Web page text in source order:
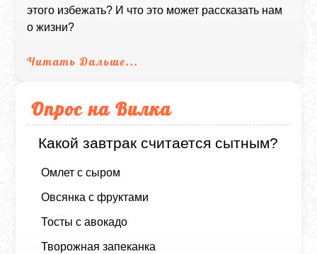
этого избежать? И что это может рассказать нам
о жизни?
Читать Дальше...
Опрос на Вилка
Какой завтрак считается сытным?
Омлет с сыром
Овсянка с фруктами
Тосты с авокадо
Творожная запеканка